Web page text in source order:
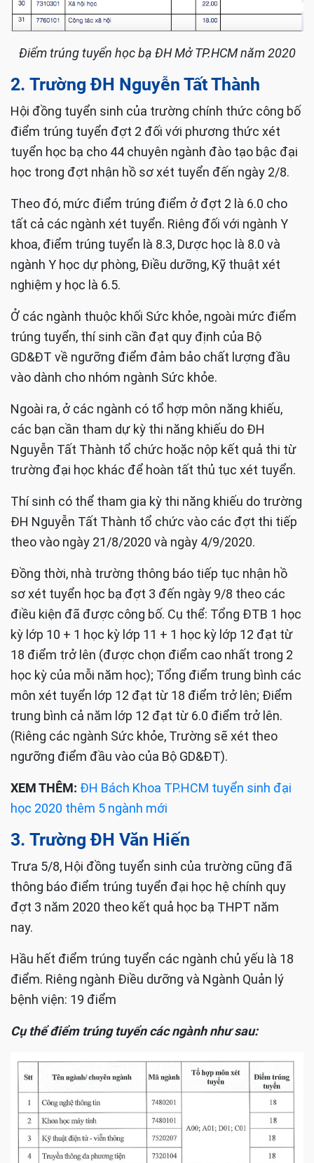
Điểm trúng tuyển học bạ ĐH Mở TP.HCM năm 2020
2. Trường ĐH Nguyễn Tất Thành
Hội đồng tuyển sinh của trường chính thức công bố
điểm trúng tuyển đợt 2 đối với phương thức xét
tuyển học bạ cho 44 chuyên ngành đào tạo bậc đại
học trong đợt nhận hồ sơ xét tuyển đến ngày 2/8.
Theo đó, mức điểm trúng điểm ở đợt 2 là 6.0 cho
tất cả các ngành xét tuyển. Riêng đối với ngành Y
khoa, điểm trúng tuyển là 8.3, Dược học là 8.0 và
ngành Y học dự phòng, Điều dưỡng, Kỹ thuật xét
nghiệm y học là 6.5.
Ở các ngành thuộc khối Sức khỏe, ngoài mức điểm
trúng tuyển, thí sinh cần đạt quy định của Bộ
GD&ĐT về ngưỡng điểm đảm bảo chất lượng đầu
vào dành cho nhóm ngành Sức khỏe.
Ngoài ra, ở các ngành có tổ hợp môn năng khiếu,
các bạn cần tham dự kỳ thi năng khiếu do ĐH
Nguyễn Tất Thành tổ chức hoặc nộp kết quả thi từ
trường đại học khác để hoàn tất thủ tục xét tuyển.
Thí sinh có thể tham gia kỳ thi năng khiếu do trường
ĐH Nguyễn Tất Thành tổ chức vào các đợt thi tiếp
theo vào ngày 21/8/2020 và ngày 4/9/2020.
Đồng thời, nhà trường thông báo tiếp tục nhận hồ
sơ xét tuyển học bạ đợt 3 đến ngày 9/8 theo các
điều kiện đã được công bố. Cụ thể: Tổng ĐTB 1 học
kỳ lớp 10 + 1 học kỳ lớp 11 + 1 học kỳ lớp 12 đạt từ
18 điểm trở lên (được chọn điểm cao nhất trong 2
học kỳ của mỗi năm học); Tổng điểm trung bình các
môn xét tuyển lớp 12 đạt từ 18 điểm trở lên; Điểm
trung bình cả năm lớp 12 đạt từ 6.0 điểm trở lên.
(Riêng các ngành Sức khỏe, Trường sẽ xét theo
ngưỡng điểm đầu vào của Bộ GD&ĐT).
XEM THÊM: ĐH Bách Khoa TP.HCM tuyển sinh đại
học 2020 thêm 5 ngành mới
3. Trường ĐH Văn Hiến
Trưa 5/8, Hội đồng tuyển sinh của trường cũng đã
thông báo điểm trúng tuyển đại học hệ chính quy
đợt 3 năm 2020 theo kết quả học bạ THPT năm
nay.
Hầu hết điểm trúng tuyển các ngành chủ yếu là 18
điểm. Riêng ngành Điều dưỡng và Ngành Quản lý
bệnh viện: 19 điểm
Cụ thể điểm trúng tuyển các ngành như sau: